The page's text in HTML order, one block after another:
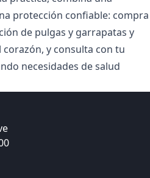
protección confiable: compra
de pulgas y garrapatas y
y consulta con tu
necesidades de salud